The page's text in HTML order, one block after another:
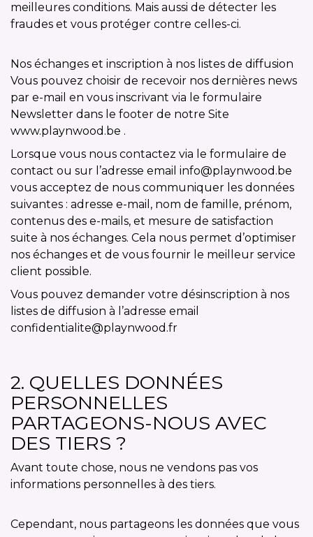
meilleures conditions. Mais aussi de détecter les
fraudes et vous protéger contre celles-ci.
Nos échanges et inscription à nos listes de diffusion
Vous pouvez choisir de recevoir nos dernières news
par e-mail en vous inscrivant via le formulaire
Newsletter dans le footer de notre Site
www.playnwood.be .
Lorsque vous nous contactez via le formulaire de
contact ou sur l’adresse email info@playnwood.be
vous acceptez de nous communiquer les données
suivantes : adresse e-mail, nom de famille, prénom,
contenus des e-mails, et mesure de satisfaction
suite à nos échanges. Cela nous permet d’optimiser
nos échanges et de vous fournir le meilleur service
client possible.
Vous pouvez demander votre désinscription à nos
listes de diffusion à l’adresse email
confidentialite@playnwood.fr
2. QUELLES DONNÉES
PERSONNELLES
PARTAGEONS-NOUS AVEC
DES TIERS ?
Avant toute chose, nous ne vendons pas vos
informations personnelles à des tiers.
Cependant, nous partageons les données que vous